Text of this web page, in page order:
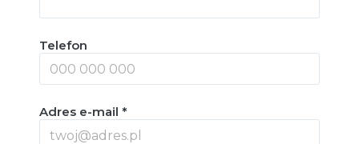
Telefon
Adres e-mail *